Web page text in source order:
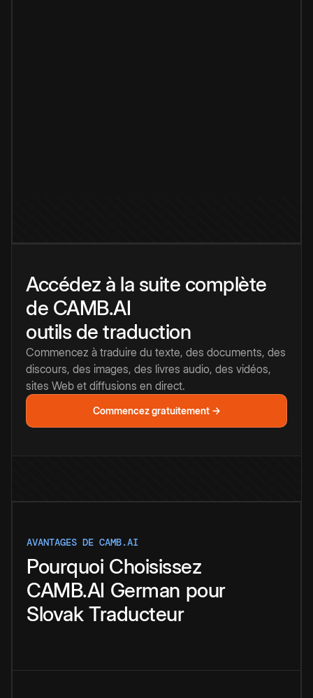
Accédez à la suite complète
de CAMB.AI
outils de traduction
Commencez à traduire du texte, des documents, des
discours, des images, des livres audio, des vidéos,
sites Web et diffusions en direct.
Commencez gratuitement →
AVANTAGES DE CAMB.AI
Pourquoi Choisissez
CAMB.AI German pour
Slovak Traducteur